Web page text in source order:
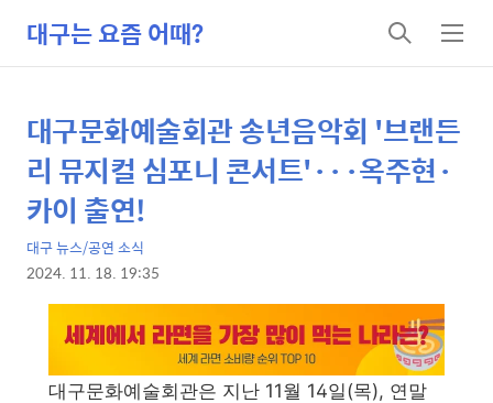
대구는 요즘 어때?
검
색
메
뉴
상
세
컨
텐
츠
본
문
제
목
대구문화예술회관 송년음악회 '브랜든
리 뮤지컬 심포니 콘서트'···옥주현·
카이 출연!
대구 뉴스/공연 소식
2024. 11. 18. 19:35
대구문화예술회관은 지난 11월 14일(목), 연말